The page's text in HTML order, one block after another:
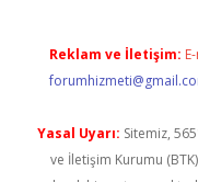
Reklam ve İletişim:
Yasal Uyarı: Sitemiz,
ve İletişim Kurumu